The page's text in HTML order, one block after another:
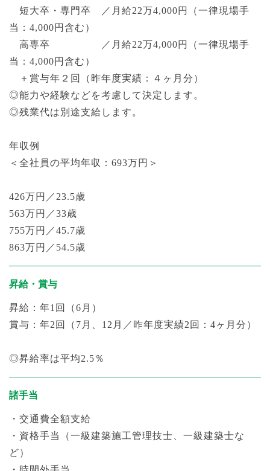
短大卒・専門卒 ／月給22万4,000円（一律現場手
当：4,000円含む）
高専卒 ／月給22万4,000円（一律現場手
当：4,000円含む）
＋賞与年２回（昨年度実績：４ヶ月分）
◎能力や経験などを考慮して決定します。
◎残業代は別途支給します。
年収例
＜全社員の平均年収：693万円＞
426万円／23.5歳
563万円／33歳
755万円／45.7歳
863万円／54.5歳
昇給・賞与
昇給：年1回（6月）
賞与：年2回（7月、12月／昨年度実績2回：4ヶ月分）
◎昇給率は平均2.5％
諸手当
・交通費全額支給
・資格手当（一級建築施工管理技士、一級建築士な
ど）